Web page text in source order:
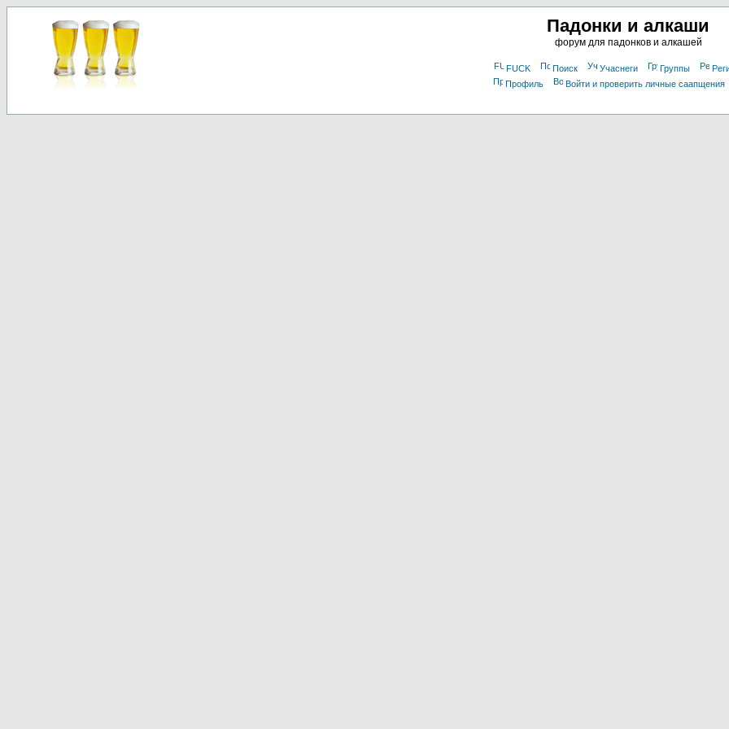
Падонки и алкаши
форум для падонков и алкашей
FUCK Поиск Учаснеги Группы
Профиль
Войти и проверить личные саапщения